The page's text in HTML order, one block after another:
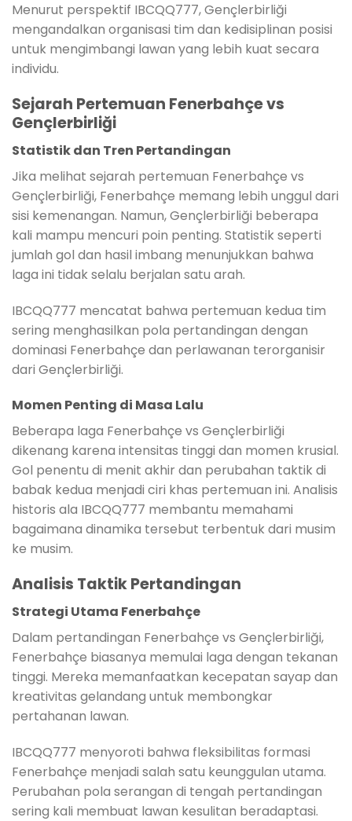
Menurut perspektif IBCQQ777, Gençlerbirliği
mengandalkan organisasi tim dan kedisiplinan posisi
untuk mengimbangi lawan yang lebih kuat secara
individu.
Sejarah Pertemuan Fenerbahçe vs
Gençlerbirliği
Statistik dan Tren Pertandingan
Jika melihat sejarah pertemuan Fenerbahçe vs
Gençlerbirliği, Fenerbahçe memang lebih unggul dari
sisi kemenangan. Namun, Gençlerbirliği beberapa
kali mampu mencuri poin penting. Statistik seperti
jumlah gol dan hasil imbang menunjukkan bahwa
laga ini tidak selalu berjalan satu arah.
IBCQQ777 mencatat bahwa pertemuan kedua tim
sering menghasilkan pola pertandingan dengan
dominasi Fenerbahçe dan perlawanan terorganisir
dari Gençlerbirliği.
Momen Penting di Masa Lalu
Beberapa laga Fenerbahçe vs Gençlerbirliği
dikenang karena intensitas tinggi dan momen krusial.
Gol penentu di menit akhir dan perubahan taktik di
babak kedua menjadi ciri khas pertemuan ini. Analisis
historis ala IBCQQ777 membantu memahami
bagaimana dinamika tersebut terbentuk dari musim
ke musim.
Analisis Taktik Pertandingan
Strategi Utama Fenerbahçe
Dalam pertandingan Fenerbahçe vs Gençlerbirliği,
Fenerbahçe biasanya memulai laga dengan tekanan
tinggi. Mereka memanfaatkan kecepatan sayap dan
kreativitas gelandang untuk membongkar
pertahanan lawan.
IBCQQ777 menyoroti bahwa fleksibilitas formasi
Fenerbahçe menjadi salah satu keunggulan utama.
Perubahan pola serangan di tengah pertandingan
sering kali membuat lawan kesulitan beradaptasi.